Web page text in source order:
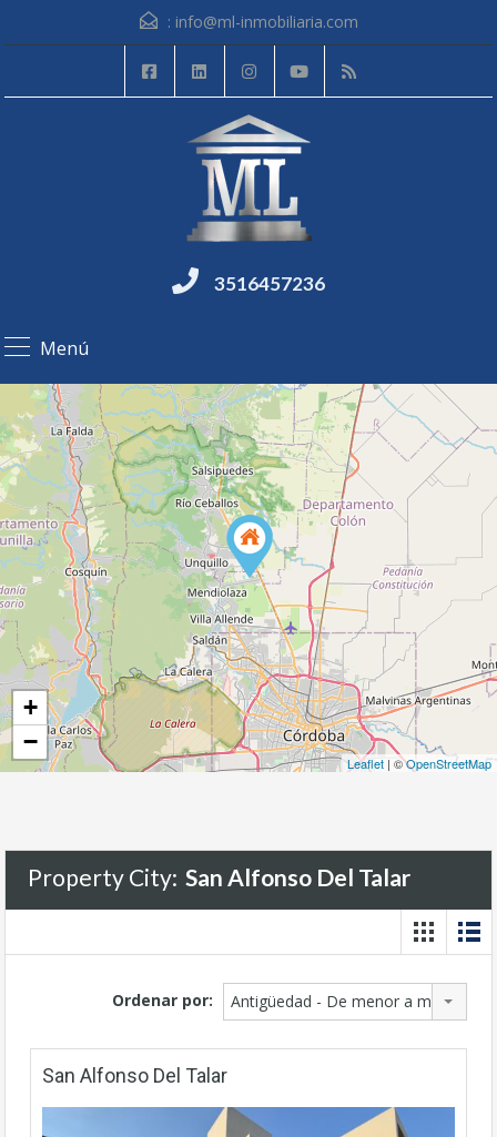
: info@ml-inmobiliaria.com
3516457236
Menú
+
−
Leaflet | ©OpenStreetMap
Property City: San Alfonso Del Talar
Ordenar por: Antigüedad - De menor a mayor
San Alfonso Del Talar